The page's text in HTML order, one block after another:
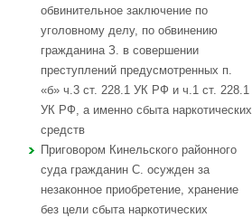
обвинительное заключение по
уголовному делу, по обвинению
гражданина З. в совершении
преступлений предусмотренных п.
«б» ч.3 ст. 228.1 УК РФ и ч.1 ст. 228.1
УК РФ, а именно сбыта наркотических
средств
Приговором Кинельского районного
суда гражданин С. осужден за
незаконное приобретение, хранение
без цели сбыта наркотических